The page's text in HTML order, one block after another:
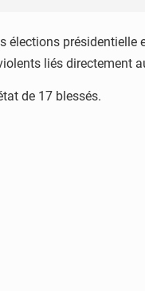
élections présidentielle
liés directement
de 17 blessés.